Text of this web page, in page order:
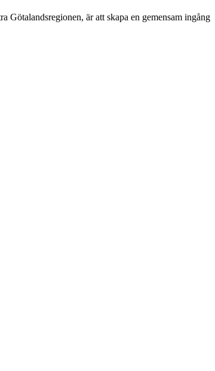
Götalandsregionen, är att skapa en gemensam ingång